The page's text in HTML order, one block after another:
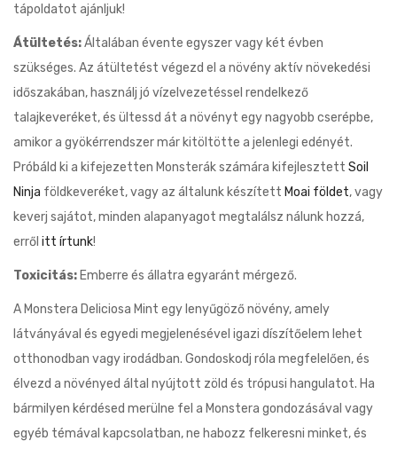
tápoldatot ajánljuk!
Átültetés:Általában évente egyszer vagy két évben
szükséges. Az átültetést végezd el a növény aktív növekedési
időszakában, használj jó vízelvezetéssel rendelkező
talajkeveréket, és ültessd át a növényt egy nagyobb cserépbe,
amikor a gyökérrendszer már kitöltötte a jelenlegi edényét.
Próbáld ki a kifejezetten Monsterák számára kifejlesztett Soil
Ninja földkeveréket, vagy az általunk készített Moai földet, vagy
keverj sajátot, minden alapanyagot megtalálsz nálunk hozzá,
erről itt írtunk!
Toxicitás: Emberre és állatra egyaránt mérgező.
A Monstera Deliciosa Mint egy lenyűgöző növény, amely
látványával és egyedi megjelenésével igazi díszítőelem lehet
otthonodban vagy irodádban. Gondoskodj róla megfelelően, és
élvezd a növényed által nyújtott zöld és trópusi hangulatot. Ha
bármilyen kérdésed merülne fel a Monstera gondozásával vagy
egyéb témával kapcsolatban, ne habozz felkeresni minket, és